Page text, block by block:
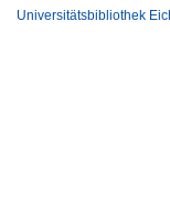
Universitätsbibliothek